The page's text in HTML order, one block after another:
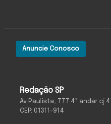
Redação SP
Av Paulista, 777 4º andar cj
CEP: 01311-914
Anuncie Conosco